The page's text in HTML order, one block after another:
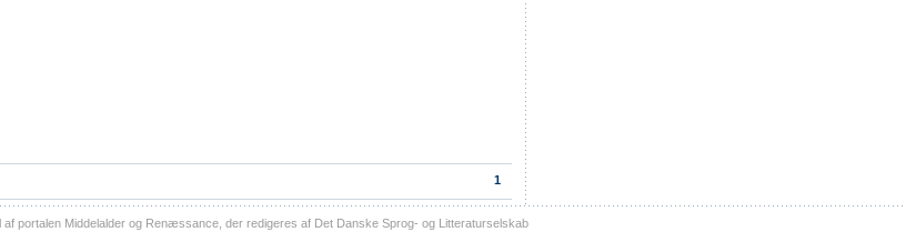
1
af portalen Middelalder og Renæssance, der redigeres af Det Danske Sprog- og Litteraturselskab